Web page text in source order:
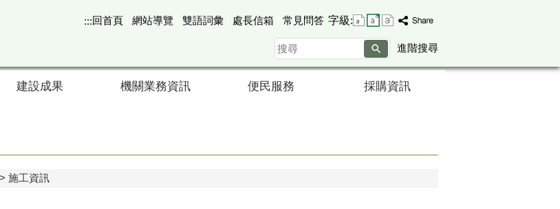
:::回首頁 網站導覽 雙語詞彙 處長信箱 常見問答 字級:
搜
尋
進階搜尋
建設成果 機關業務資訊 便民服務 採購資訊
施工資訊